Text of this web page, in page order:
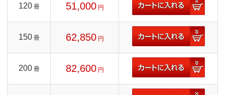
120 冊 51,000 円
150 冊 62,850 円
200 冊 82,600 円